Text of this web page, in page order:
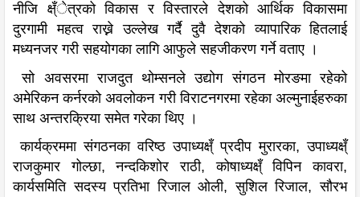
नीजि क्ष्ँेत्रको विकास र विस्तारले देशको आर्थिक विकासमा
दुरगामी महत्व राख्ने उल्लेख गर्दै दुवै देशको व्यापारिक हितलाई
मध्यनजर गरी सहयोगका लागि आफुले सहजीकरण गर्ने वताए ।
सो अवसरमा राजदुत थोम्सनले उद्योग संगठन मोरङमा रहेको
अमेरिकन कर्नरको अवलोकन गरी विराटनगरमा रहेका अल्मुनाईहरुका
साथ अन्तरक्रिया समेत गरेका थिए ।
कार्यक्रममा संगठनका वरिष्ठ उपाध्यक्ष्ँ प्रदीप मुरारका, उपाध्यक्ष्ँ
राजकुमार गोल्छा, नन्दकिशोर राठी, कोषाध्यक्ष्ँ विपिन कावरा,
कार्यसमिति सदस्य प्रतिभा रिजाल ओली, सुशिल रिजाल, सौरभ